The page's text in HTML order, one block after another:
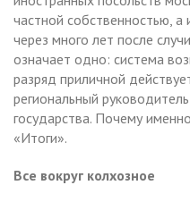
частной собственностью,
через много лет после
означает одно: система
разряд приличной
региональный
государства. Почему
«Итоги».
Все вокруг колхозное